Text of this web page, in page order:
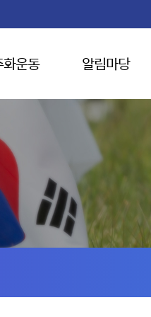
운동 알림마당